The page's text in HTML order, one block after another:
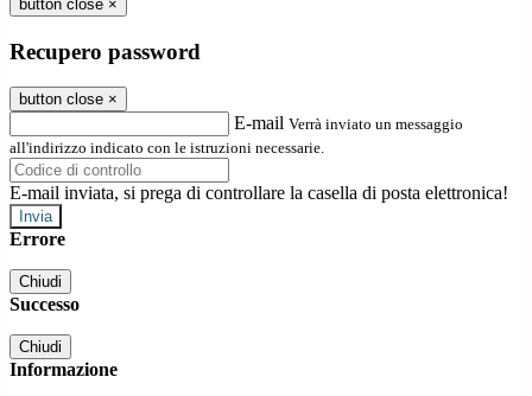
button close ×
Recupero password
button close ×
E-mail Verrà inviato un messaggio
all'indirizzo indicato con le istruzioni necessarie.
E-mail inviata, si prega di controllare la casella di posta elettronica!
Errore
Chiudi
Successo
Chiudi
Informazione